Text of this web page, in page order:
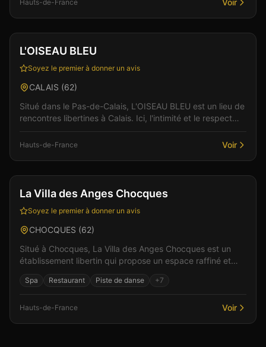
Hauts-de-France Voir
Club Sauna
L'OISEAU BLEU
Soyez le premier à donner un avis
CALAIS (62)
Situé dans le Pas-de-Calais, L'OISEAU BLEU est un lieu de
rencontres libertines à Calais. Ici, l'intimité et le respect
Hauts-de-France Voir
Bar Club +6
La Villa des Anges Chocques
Soyez le premier à donner un avis
CHOCQUES (62)
Situé à Chocques, La Villa des Anges Chocques est un
établissement libertin qui propose un espace raffiné et
Spa Restaurant Piste de danse +7
Hauts-de-France Voir